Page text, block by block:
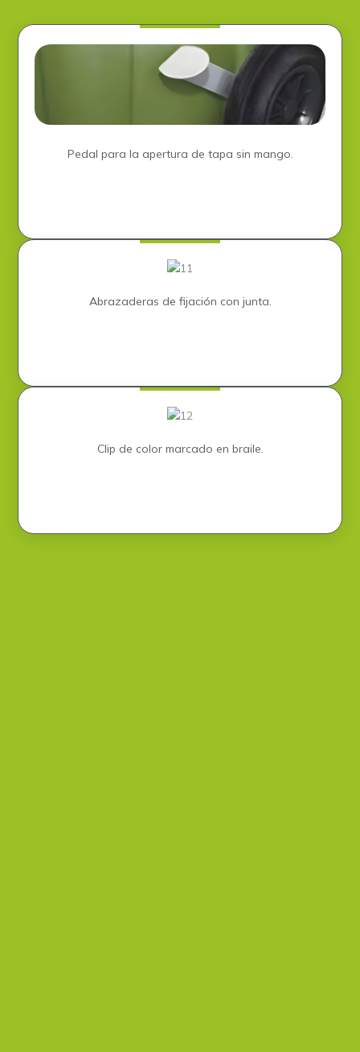
Pedal para la apertura de tapa sin mango​.
Abrazaderas de fijación con junta.
Clip de color marcado en braile​.